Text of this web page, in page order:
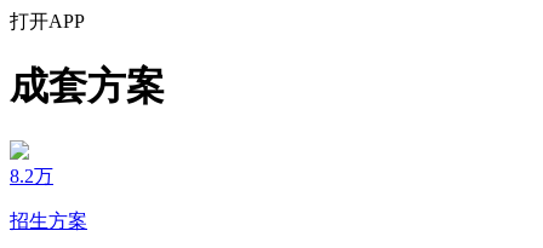
打开APP
成套方案
8.2万
招生方案